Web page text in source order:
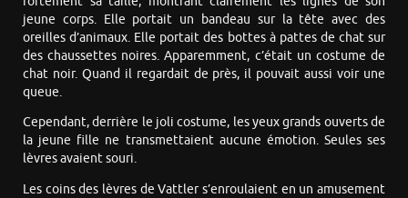
jeune corps. Elle portait un bandeau sur la tête avec des
oreilles d’animaux. Elle portait des bottes à pattes de chat sur
des chaussettes noires. Apparemment, c’était un costume de
chat noir. Quand il regardait de près, il pouvait aussi voir une
queue.
Cependant, derrière le joli costume, les yeux grands ouverts de
la jeune fille ne transmettaient aucune émotion. Seules ses
lèvres avaient souri.
Les coins des lèvres de Vattler s’enroulaient en un amusement